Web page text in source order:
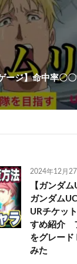
ージ】命中率〇〇
2024年12月27
【ガンダム
ガンダム
URチケッ
すめ紹介
をグレー
みた